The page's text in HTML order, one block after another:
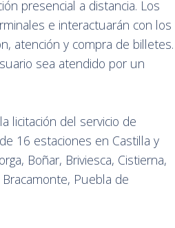
presencial a distancia. Los
e interactuarán con los
atención y compra de billetes.
sea atendido por un
licitación del servicio de
16 estaciones en Castilla y
Boñar, Briviesca, Cistierna,
Puebla de